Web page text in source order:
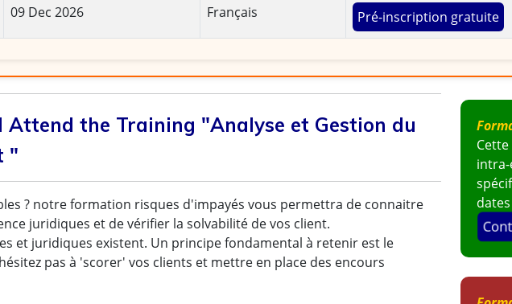
09 Dec 2026 Français Pré-inscription gratuite
Attend the Training "Analyse et Gestion du
"
? notre formation risques d'impayés vous permettra de connaitre
juridiques et de vérifier la solvabilité de vos client.
et juridiques existent. Un principe fondamental à retenir est le
pas à 'scorer' vos clients et mettre en place des encours